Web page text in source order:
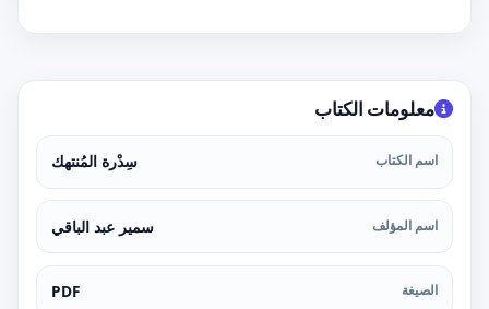
معلومات الكتاب
اسم الكتاب سِدْرة المُنتهك
اسم المؤلف سمير عبد الباقي
الصيغة PDF